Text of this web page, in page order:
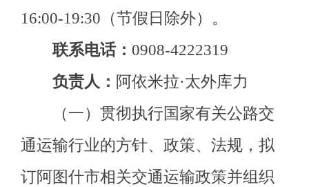
通运输行业的方针、政策、法规，拟
实施和监督检查。
（二）拟定阿图什市公路交通运
输发展规划、中长期计划并监督实
施；会同有关部门组织编制阿图什市
综合交通运输体系规划。
（三）指导管理城乡客运及有关